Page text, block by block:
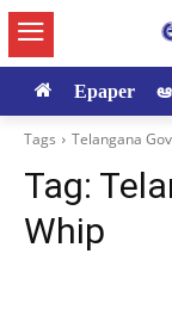
Epaper
Tags Telangana
Tag:
Whip